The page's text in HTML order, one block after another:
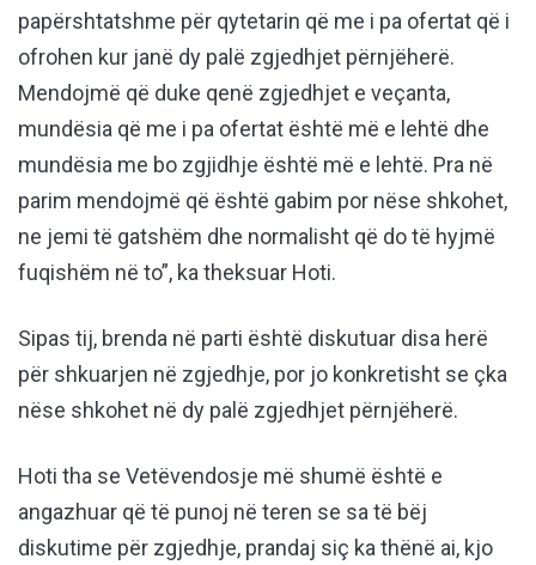
papërshtatshme për qytetarin që me i pa ofertat që i
ofrohen kur janë dy palë zgjedhjet përnjëherë.
Mendojmë që duke qenë zgjedhjet e veçanta,
mundësia që me i pa ofertat është më e lehtë dhe
mundësia me bo zgjidhje është më e lehtë. Pra në
parim mendojmë që është gabim por nëse shkohet,
ne jemi të gatshëm dhe normalisht që do të hyjmë
fuqishëm në to”, ka theksuar Hoti.
Sipas tij, brenda në parti është diskutuar disa herë
për shkuarjen në zgjedhje, por jo konkretisht se çka
nëse shkohet në dy palë zgjedhjet përnjëherë.
Hoti tha se Vetëvendosje më shumë është e
angazhuar që të punoj në teren se sa të bëj
diskutime për zgjedhje, prandaj siç ka thënë ai, kjo